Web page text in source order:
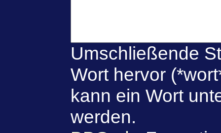
Umschließende
Wort hervor
kann ein Wort
werden.